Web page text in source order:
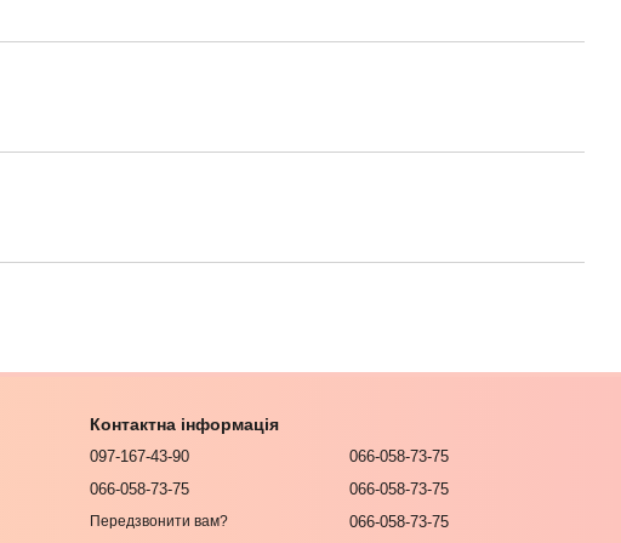
Контактна інформація
097-167-43-90
066-058-73-75
Передзвонити вам?
066-058-73-75
066-058-73-75
066-058-73-75